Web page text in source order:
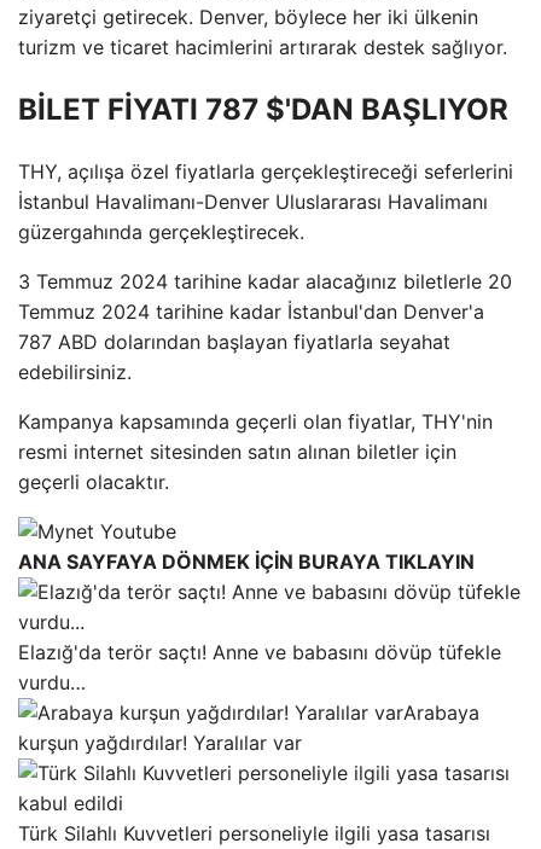
ziyaretçi getirecek. Denver, böylece her iki ülkenin
turizm ve ticaret hacimlerini artırarak destek sağlıyor.
BİLET FİYATI 787 $'DAN BAŞLIYOR
THY, açılışa özel fiyatlarla gerçekleştireceği seferlerini
İstanbul Havalimanı-Denver Uluslararası Havalimanı
güzergahında gerçekleştirecek.
3 Temmuz 2024 tarihine kadar alacağınız biletlerle 20
Temmuz 2024 tarihine kadar İstanbul'dan Denver'a
787 ABD dolarından başlayan fiyatlarla seyahat
edebilirsiniz.
Kampanya kapsamında geçerli olan fiyatlar, THY'nin
resmi internet sitesinden satın alınan biletler için
geçerli olacaktır.
ANA SAYFAYA DÖNMEK İÇİN BURAYA TIKLAYIN
Elazığ'da terör saçtı! Anne ve babasını dövüp tüfekle
vurdu…
Arabaya
kurşun yağdırdılar! Yaralılar var
Türk Silahlı Kuvvetleri personeliyle ilgili yasa tasarısı